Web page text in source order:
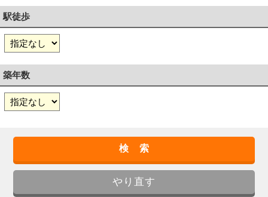
駅徒歩
築年数